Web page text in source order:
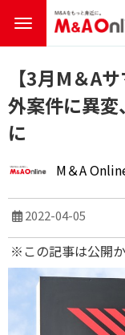
【3月M＆A
外案件に異
に
M＆A
2022-04-05
※この記事は公開か